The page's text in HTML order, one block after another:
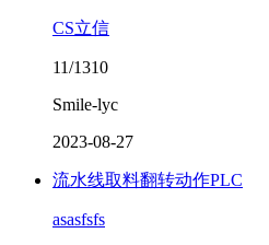
CS立信
11/1310
Smile-lyc
2023-08-27
流水线取料翻转动作PLC
asasfsfs